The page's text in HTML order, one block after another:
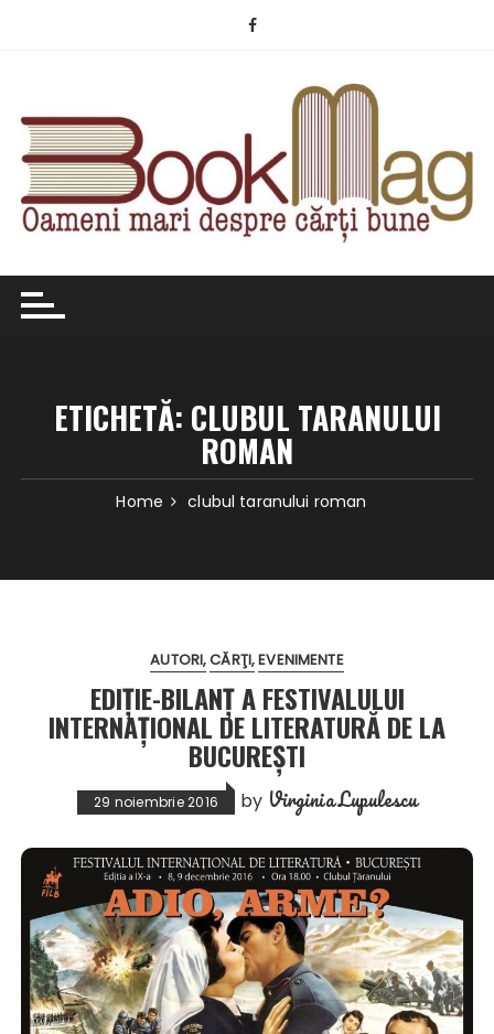
ETICHETĂ: CLUBUL TARANULUI
ROMAN
Home clubul taranului roman
AUTORI CĂRŢI EVENIMENTE
EDIȚIE-BILANȚ A FESTIVALULUI
INTERNAȚIONAL DE LITERATURĂ DE LA
BUCUREȘTI
29 noiembrie 2016 by Virginia Lupulescu